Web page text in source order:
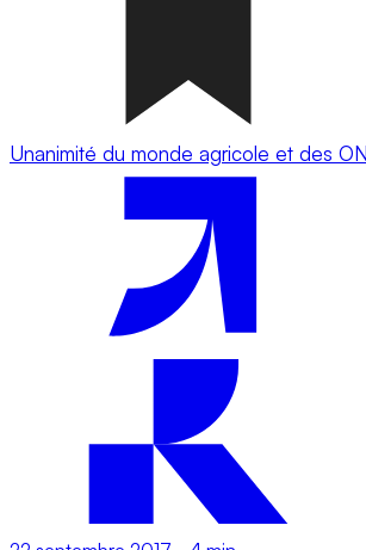
Unanimité du monde agricole et des